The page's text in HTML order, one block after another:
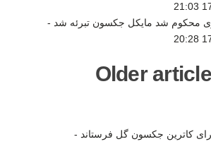
محکوم شد مایکل جکسون تبرئه شد -
Older
کاترین جکسون گل فرستاند -